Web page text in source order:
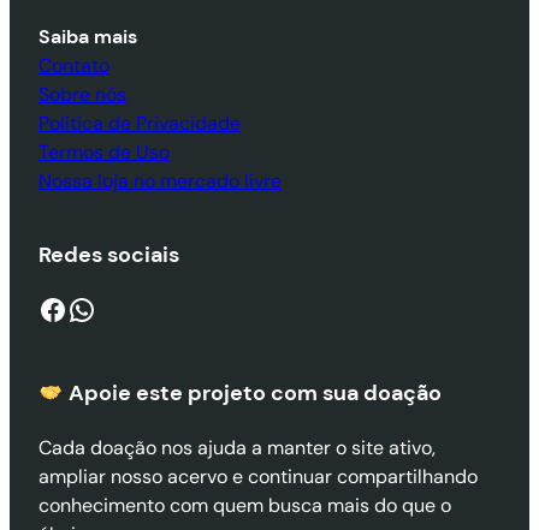
Saiba mais
Contato
Sobre nós
Política de Privacidade
Termos de Uso
Nossa loja no mercado livre
Redes sociais
Facebook WhatsApp
Apoie este projeto com sua doação
Cada doação nos ajuda a manter o site ativo,
ampliar nosso acervo e continuar compartilhando
conhecimento com quem busca mais do que o